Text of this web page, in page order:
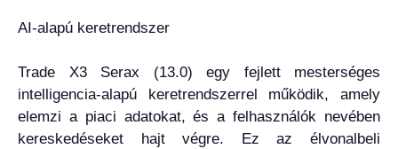
AI-alapú keretrendszer
Trade X3 Serax (13.0) egy fejlett mesterséges
intelligencia-alapú keretrendszerrel működik, amely
elemzi a piaci adatokat, és a felhasználók nevében
kereskedéseket hajt végre. Ez az élvonalbeli